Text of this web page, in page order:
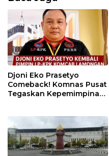
Djoni Eko Prasetyo
Comeback! Komnas Pusat
Tegaskan Kepemimpinan